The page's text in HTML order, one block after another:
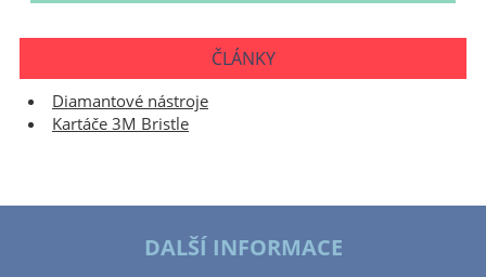
ČLÁNKY
Diamantové nástroje
Kartáče 3M Bristle
DALŠÍ INFORMACE